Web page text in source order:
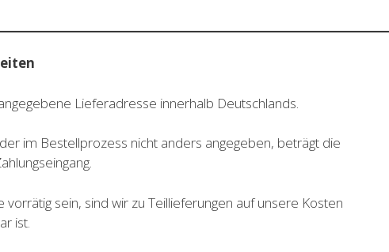
Lieferadresse innerhalb Deutschlands.
im Bestellprozess nicht anders angegeben, beträgt die
sein, sind wir zu Teillieferungen auf unsere Kosten
ist.